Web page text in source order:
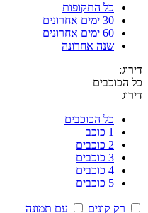
כל התקופות
30 ימים אחרונים
60 ימים אחרונים
שנה אחרונה
דירוג:
כל הכוכבים
דירוג
כל הכוכבים
1 כוכב
2 כוכבים
3 כוכבים
4 כוכבים
5 כוכבים
רק קונים
עם תמונה